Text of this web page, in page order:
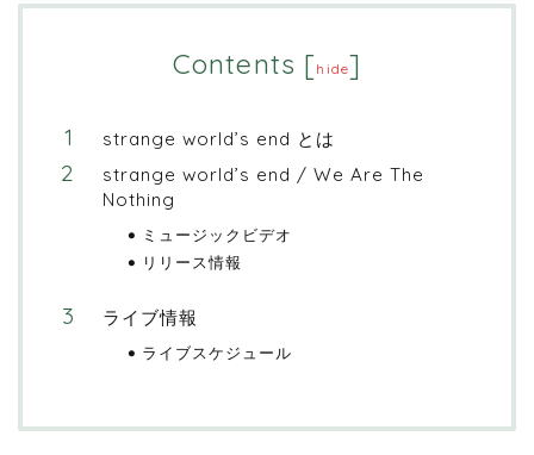
Contents [hide]
strange world’s end とは
strange world’s end / We Are The
Nothing
ミュージックビデオ
リリース情報
ライブ情報
ライブスケジュール